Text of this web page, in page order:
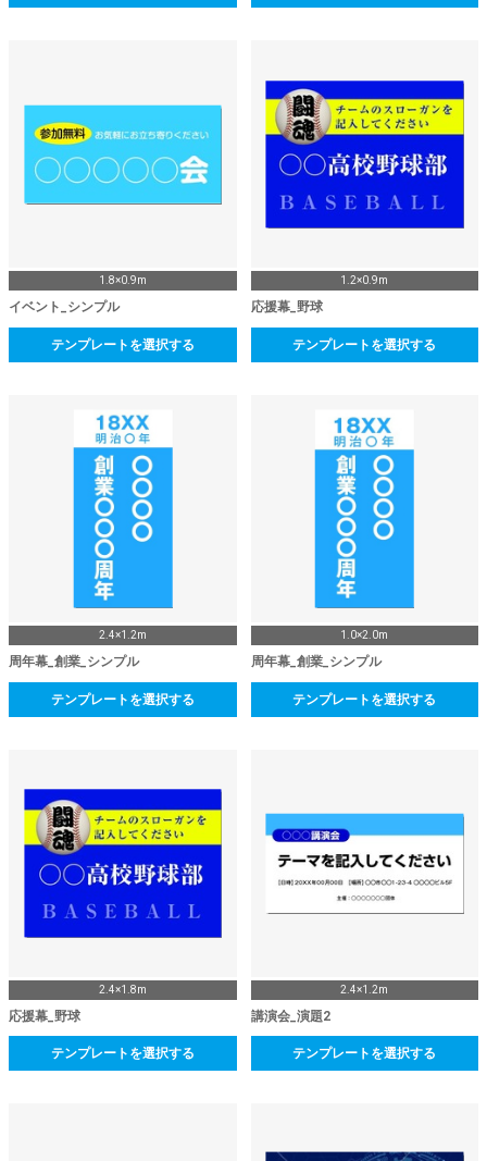
1.8×0.9m
イベント_シンプル
テンプレートを選択する
1.2×0.9m
応援幕_野球
テンプレートを選択する
2.4×1.2m
周年幕_創業_シンプル
テンプレートを選択する
1.0×2.0m
周年幕_創業_シンプル
テンプレートを選択する
2.4×1.8m
応援幕_野球
テンプレートを選択する
2.4×1.2m
講演会_演題2
テンプレートを選択する